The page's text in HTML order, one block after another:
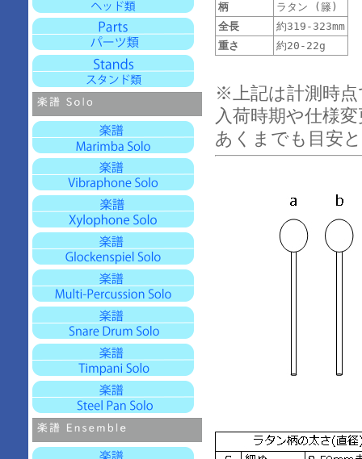
柄
ラタン (籐)
全長
約319-323mm
重さ
約20-22g
※上記は計測時
入荷時期や仕様
あくまでも目安